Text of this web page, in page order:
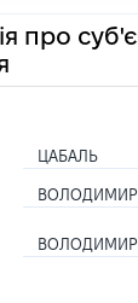
про
ЦАБАЛЬ
ВОЛОДИМИР